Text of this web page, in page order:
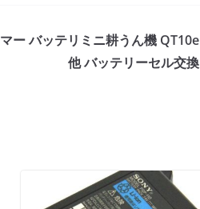
ー バッテリミニ耕うん機 QT10e
他 バッテリーセル交換